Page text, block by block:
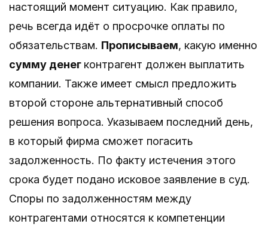
настоящий момент ситуацию. Как правило,
речь всегда идёт о просрочке оплаты по
обязательствам. Прописываем, какую именно
сумму денег контрагент должен выплатить
компании. Также имеет смысл предложить
второй стороне альтернативный способ
решения вопроса. Указываем последний день,
в который фирма сможет погасить
задолженность. По факту истечения этого
срока будет подано исковое заявление в суд.
Споры по задолженностям между
контрагентами относятся к компетенции